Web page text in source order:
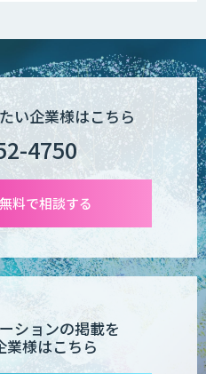
い企業様はこちら
4750
料で相談する
ションの掲載を
業様はこちら